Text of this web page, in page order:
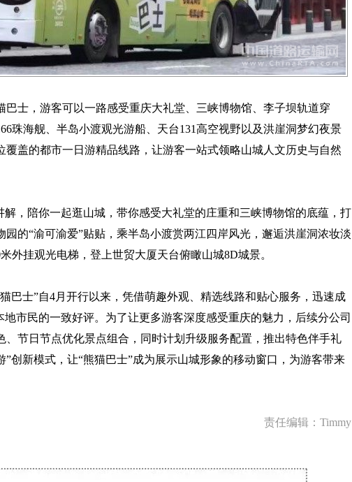
巴士，游客可以一路感受重庆大礼堂、三峡博物馆、李子坝轨道穿
珠海舰、半岛小渡观光游船、天台131高空视野以及洪崖洞梦幻夜景
盖的都市一日游精品线路，让游客一站式领略山城人文历史与自然
解，陪你一起逛山城，带你感受大礼堂的庄重和三峡博物馆的底蕴，打
的“渝可渝爱”贴贴，乘半岛小渡赏两江四岸风光，邂逅洪崖洞浓妆淡
外挂观光电梯，登上世贸大厦天台俯瞰山城8D城景。
巴士”自4月开行以来，凭借萌趣外观、精选线路和贴心服务，迅速成
市民的一致好评。为了让更多游客深度感受重庆的魅力，后续分公司
节日节点优化景点组合，同时计划升级服务配置，推出特色伴手礼
”创新模式，让“熊猫巴士”成为展示山城形象的移动窗口，为游客带来
责任编辑：Timmy